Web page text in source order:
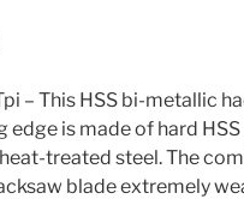
– This HSS bi-metallic
edge is made of hard
treated steel. The
blade extremely